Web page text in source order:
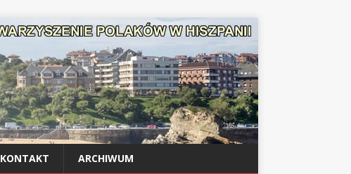
KONTAKT ARCHIWUM